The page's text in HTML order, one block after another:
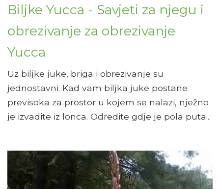
Biljke Yucca - Savjeti za njegu i
obrezivanje za obrezivanje
Yucca
Uz biljke juke, briga i obrezivanje su
jednostavni. Kad vam biljka juke postane
previsoka za prostor u kojem se nalazi, nježno
je izvadite iz lonca. Odredite gdje je pola puta...